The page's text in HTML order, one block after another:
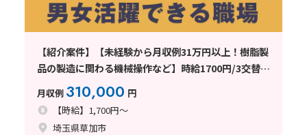
【紹介案件】【未経験から月収例31万円以上！樹脂製
品の製造に関わる機械操作など】時給1700円/3交替/
就業期間中、寮費無料/4勤2休のシフト制/残業月平均
10時間程度/1週間程度の研修あり◎
月収例 310,000 円
【時給】1,700円～
埼玉県草加市